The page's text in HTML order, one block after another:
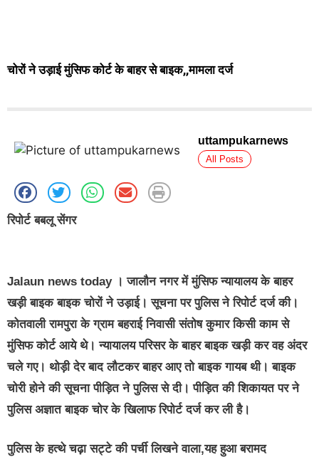
चोरों ने उड़ाई मुंसिफ कोर्ट के बाहर से बाइक,,मामला दर्ज
uttampukarnews
All Posts
रिपोर्ट बबलू सेंगर
Jalaun news today। जालौन नगर में मुंसिफ न्यायालय के बाहर
खड़ी बाइक बाइक चोरों ने उड़ाई। सूचना पर पुलिस ने रिपोर्ट दर्ज की।
कोतवाली रामपुरा के ग्राम बहराई निवासी संतोष कुमार किसी काम से
मुंसिफ कोर्ट आये थे। न्यायालय परिसर के बाहर बाइक खड़ी कर वह अंदर
चले गए। थोड़ी देर बाद लौटकर बाहर आए तो बाइक गायब थी। बाइक
चोरी होने की सूचना पीड़ित ने पुलिस से दी। पीड़ित की शिकायत पर ने
पुलिस अज्ञात बाइक चोर के खिलाफ रिपोर्ट दर्ज कर ली है।
पुलिस के हत्थे चढ़ा सट्टे की पर्ची लिखने वाला,यह हुआ बरामद